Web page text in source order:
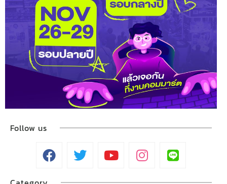
Follow us